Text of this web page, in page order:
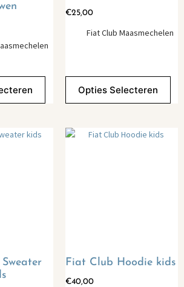
€25,00
Fiat Club Maasmechelen
Opties Selecteren
Fiat Club Hoodie kids
€40,00